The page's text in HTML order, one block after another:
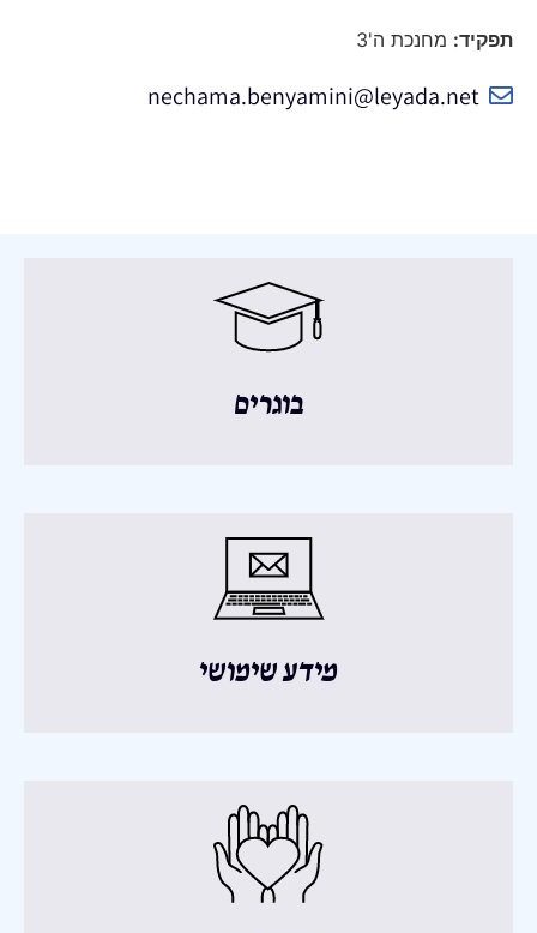
תפקיד: מחנכת ה'3
nechama.benyamini@leyada.net
בוגרים
מידע שימושי